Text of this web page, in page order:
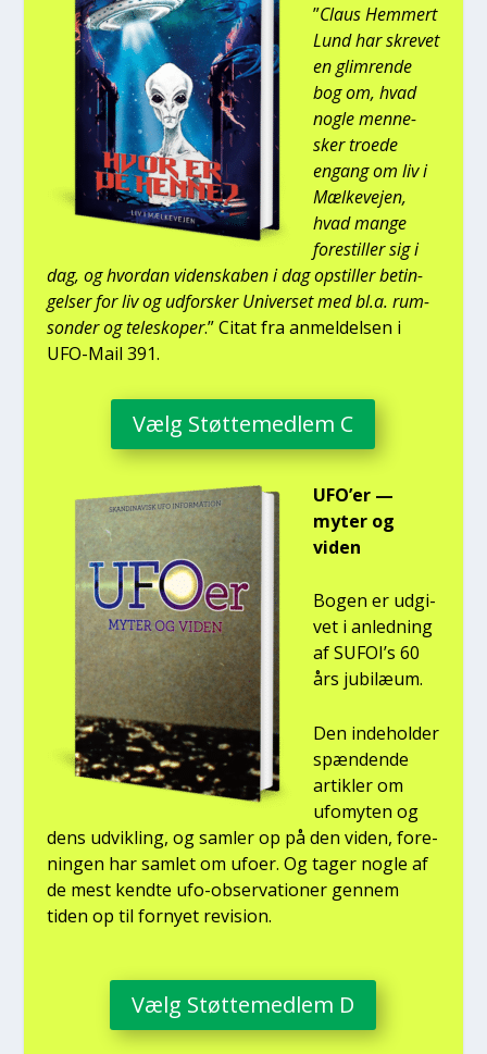
”Claus Hem­mert
Lund har skre­vet
en glim­ren­de
bog om, hvad
nog­le men­ne­
sker tro­e­de
engang om liv i
Mæl­ke­vej­en,
hvad man­ge
fore­stil­ler sig i
dag, og hvor­dan viden­ska­ben i dag opstil­ler betin­
gel­ser for liv og udfor­sker Uni­ver­set med bl.a. rum­
son­der og telesko­per.” Citat fra anmel­del­sen i
UFO-Mail 391.
Vælg Støt­te­med­lem C
UFO’er —
myter og
viden
Bogen er udgi­
vet i anled­ning
af SUFOI’s 60
års jubilæum.
Den inde­hol­der
spæn­den­de
artik­ler om
ufo­myten og
dens udvik­ling, og sam­ler op på den viden, for­e­
nin­gen har sam­let om ufo­er. Og tager nog­le af
de mest kend­te ufo-obser­va­tio­ner gen­nem
tiden op til for­ny­et revi­sion.
Vælg Støt­te­med­lem D